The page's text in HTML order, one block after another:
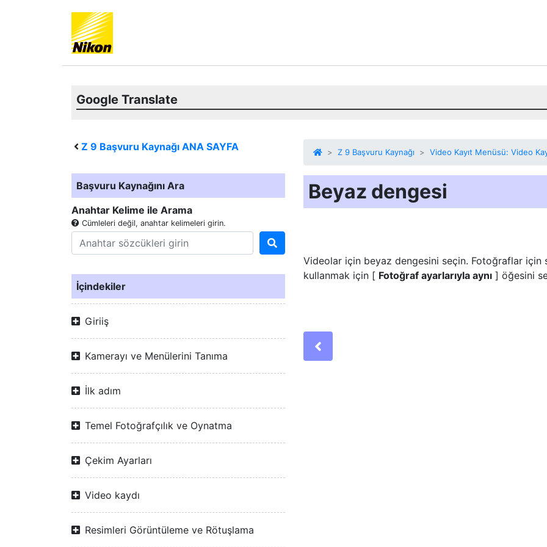
Google Translate
Z 9 Başvuru Kaynağı ANA SAYFA
Başvuru Kaynağını Ara
Anahtar Kelime ile Arama
Cümleleri değil, anahtar kelimeleri girin.
İçindekiler
Giriiş
Kamerayı ve Menülerini Tanıma
İlk adım
Temel Fotoğrafçılık ve Oynatma
Çekim Ayarları
Video kaydı
Resimleri Görüntüleme ve Rötuşlama
Z 9 Başvuru Kaynağı Video Kayıt Menüsü: Video
Beyaz dengesi
Videolar için beyaz dengesini seçin. Fotoğraflar için
kullanmak için [ Fotoğraf ayarlarıyla aynı ] öğesini